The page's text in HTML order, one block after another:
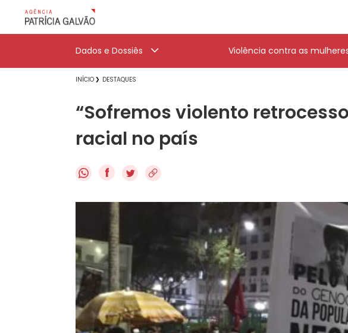
Dados e Dossiês Violência contra as
INÍCIO DESTAQUES
“Sofremos violento
racial no país
f